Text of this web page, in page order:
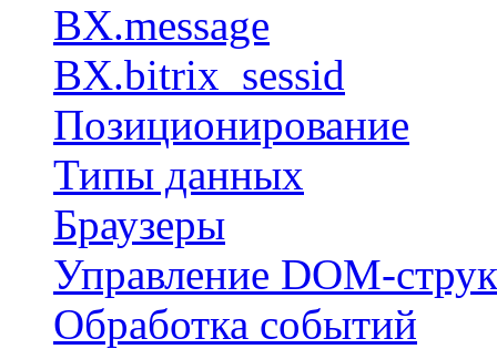
BX.message
BX.bitrix_sessid
Позиционирование
Типы данных
Браузеры
Управление DOM-
Обработка событий